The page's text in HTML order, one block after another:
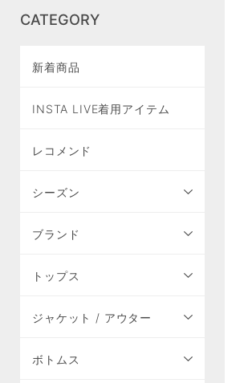
CATEGORY
新着商品
INSTA LIVE着用アイテム
レコメンド
シーズン
ブランド
トップス
ジャケット / アウター
ボトムス